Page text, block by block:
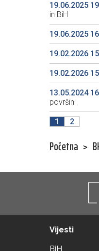
19.06.2025
in BiH
19.06.2025
19.02.2026
19.02.2026
13.05.2024
površini
1 2
Početna >
Vijesti
BiH